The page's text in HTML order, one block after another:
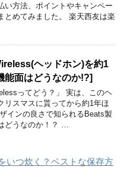
い方法、ポイントやキャンペー
とめてみました。 楽天西友は楽
ヘッドホン)を約1
能面はどうなのか!?]
ってどう？」 実は、このヘ
リスマスに貰ってから約1年ほ
インの良さで知られるBeats製
どうなのか！？ …
いつ炊く？ベストな保存方